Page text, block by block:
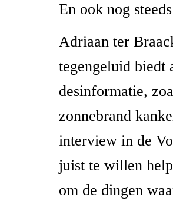
En ook nog
Adriaan ter
tegengeluid biedt
desinformatie,
zonnebrand
interview in de
juist te willen
om de dingen